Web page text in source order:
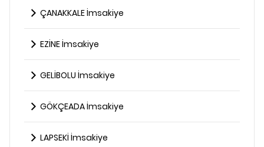
ÇANAKKALE İmsakiye
EZİNE İmsakiye
GELİBOLU İmsakiye
GÖKÇEADA İmsakiye
LAPSEKİ İmsakiye